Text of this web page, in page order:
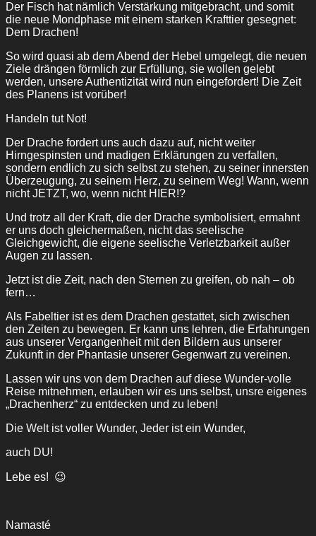
Der Fisch hat nämlich Verstärkung mitgebracht, und somit
die neue Mondphase mit einem starken Krafttier gesegnet:
Dem Drachen!
So wird quasi ab dem Abend der Hebel umgelegt, die neuen
Ziele drängen förmlich zur Erfüllung, sie wollen gelebt
werden, unsere Authentizität wird nun eingefordert! Die Zeit
des Planens ist vorüber!
Handeln tut Not!
Der Drache fordert uns auch dazu auf, nicht weiter
Hirngespinsten und madigen Erklärungen zu verfallen,
sondern endlich zu sich selbst zu stehen, zu seiner innersten
Überzeugung, zu seinem Herz, zu seinem Weg! Wann, wenn
nicht JETZT, wo, wenn nicht HIER!?
Und trotz all der Kraft, die der Drache symbolisiert, ermahnt
er uns doch gleichermaßen, nicht das seelische
Gleichgewicht, die eigene seelische Verletzbarkeit außer
Augen zu lassen.
Jetzt ist die Zeit, nach den Sternen zu greifen, ob nah – ob
fern…
Als Fabeltier ist es dem Drachen gestattet, sich zwischen
den Zeiten zu bewegen. Er kann uns lehren, die Erfahrungen
aus unserer Vergangenheit mit den Bildern aus unserer
Zukunft in der Phantasie unserer Gegenwart zu vereinen.
Lassen wir uns von dem Drachen auf diese Wunder-volle
Reise mitnehmen, erlauben wir es uns selbst, unsre eigenes
„Drachenherz“ zu entdecken und zu leben!
Die Welt ist voller Wunder, Jeder ist ein Wunder,
auch DU!
Lebe es! 😉
Namasté